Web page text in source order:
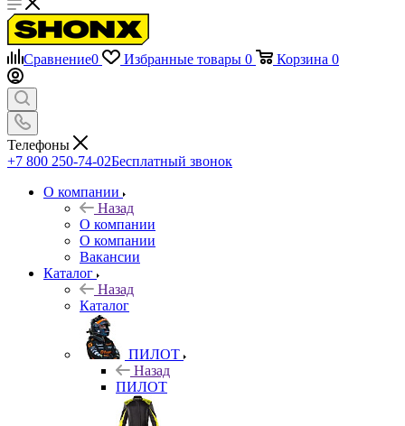
Сравнение0 Избранные товары 0 Корзина 0
Телефоны
+7 800 250-74-02Бесплатный звонок
О компании
Назад
О компании
О компании
Вакансии
Каталог
Назад
Каталог
ПИЛОТ
Назад
ПИЛОТ